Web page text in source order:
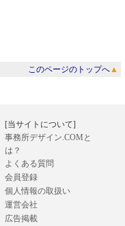
このページのトップへ▲
[当サイトについて]
事務所デザイン.COMと
は？
よくある質問
会員登録
個人情報の取扱い
運営会社
広告掲載